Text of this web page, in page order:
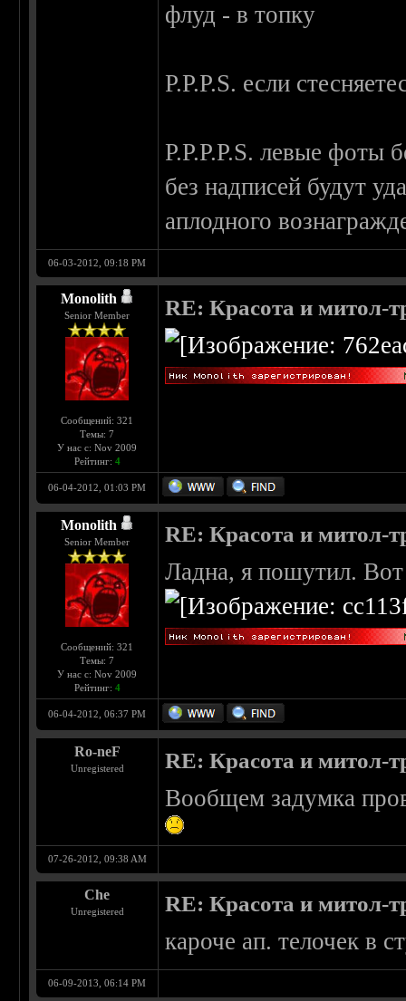
флуд - в топку
P.P.P.S. если
P.P.P.P.S. левые фоты
без надписей будут
аплодного
06-03-2012, 09:18 PM
Monolith
Senior Member
Сообщений: 321
Темы: 7
У нас с: Nov 2009
Рейтинг: 4
RE: Красота и митол-
06-04-2012, 01:03 PM
Monolith
Senior Member
Сообщений: 321
Темы: 7
У нас с: Nov 2009
Рейтинг: 4
RE: Красота и митол-
Ладна, я пошутил.
06-04-2012, 06:37 PM
Ro-neF
Unregistered RE: Красота и митол-
Вообщем задумка
07-26-2012, 09:38 AM
Che
Unregistered RE: Красота и митол-
кароче ап. телочек в
06-09-2013, 06:14 PM